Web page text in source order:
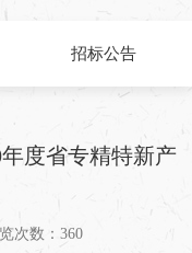
招标公告
度省专精特新产
次数：360